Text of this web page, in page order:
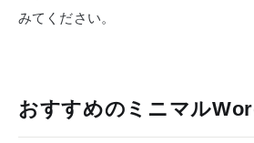
みてください。
おすすめのミニマル